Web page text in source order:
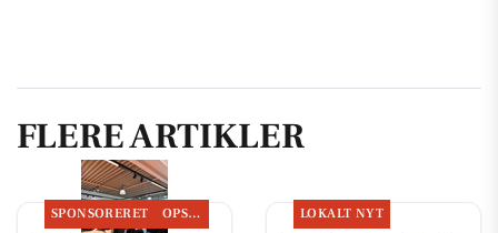
FLERE ARTIKLER
SPONSORERET OPSLAGSTAVLEN LOKALT NYT